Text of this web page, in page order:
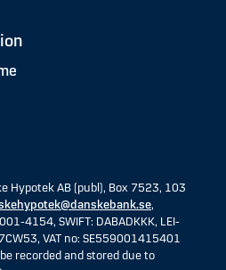
Hypotek AB (publ), Box 7523, 103
,
4154, SWIFT: DABADKKK, LEI-
VAT no: SE559001415401
recorded and stored due to